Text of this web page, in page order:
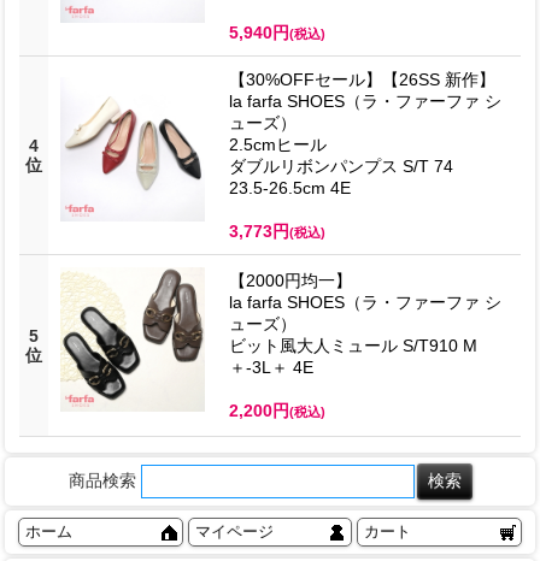
5,940円(税込)
4
位
【30%OFFセール】【26SS 新作】
la farfa SHOES（ラ・ファーファ シ
ューズ）
2.5cmヒール
ダブルリボンパンプス S/T 74
23.5-26.5cm 4E
3,773円(税込)
5
位
【2000円均一】
la farfa SHOES（ラ・ファーファ シ
ューズ）
ビット風大人ミュール S/T910 M
＋-3L＋ 4E
2,200円(税込)
商品検索
ホーム マイページ カート